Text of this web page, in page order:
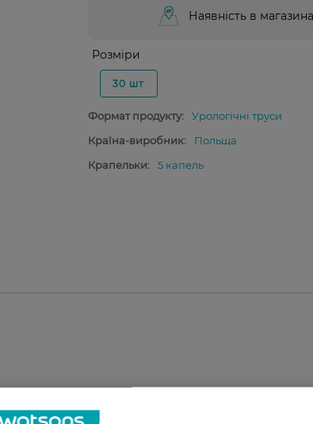
Наявність в
Розміри
30 шт
Формат продукту:
Урологічні труси
Країна-виробник:
Польща
Крапельки:
5 капель